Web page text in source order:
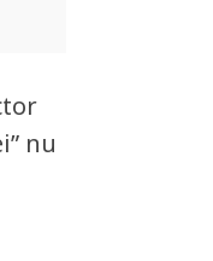
nu